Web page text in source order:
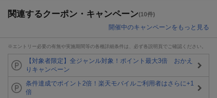
関連するクーポン・キャンペーン(10件)
開催中のキャンペーンをもっと見る
※エントリー必要の有無や実施期間等の各種詳細条件は、必ず各説明頁でご確認ください。
【対象者限定】全ジャンル対象！ポイント最大3倍 おかえ
りキャンペーン
条件達成でポイント2倍！楽天モバイルご利用者はさらに+1
倍